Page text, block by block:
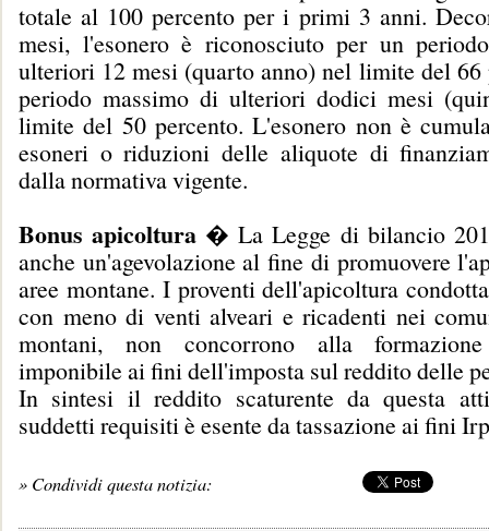
totale al 100 percento per i primi 3 anni.
mesi, l'esonero è riconosciuto per un
ulteriori 12 mesi (quarto anno) nel limite del 66
periodo massimo di ulteriori dodici mesi
limite del 50 percento. L'esonero non è
esoneri o riduzioni delle aliquote di
dalla normativa vigente.
Bonus apicoltura � La Legge di bilancio
anche un'agevolazione al fine di promuovere
aree montane. I proventi dell'apicoltura
con meno di venti alveari e ricadenti nei
montani, non concorrono alla
imponibile ai fini dell'imposta sul reddito delle
In sintesi il reddito scaturente da questa
suddetti requisiti è esente da tassazione ai fini
» Condividi questa notizia: